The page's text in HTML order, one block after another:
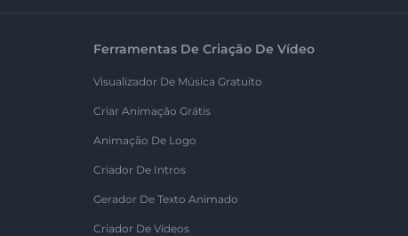
Ferramentas De Criação De Vídeo
Visualizador De Música Gratuito
Criar Animação Grátis
Animação De Logo
Criador De Intros
Gerador De Texto Animado
Criador De Vídeos